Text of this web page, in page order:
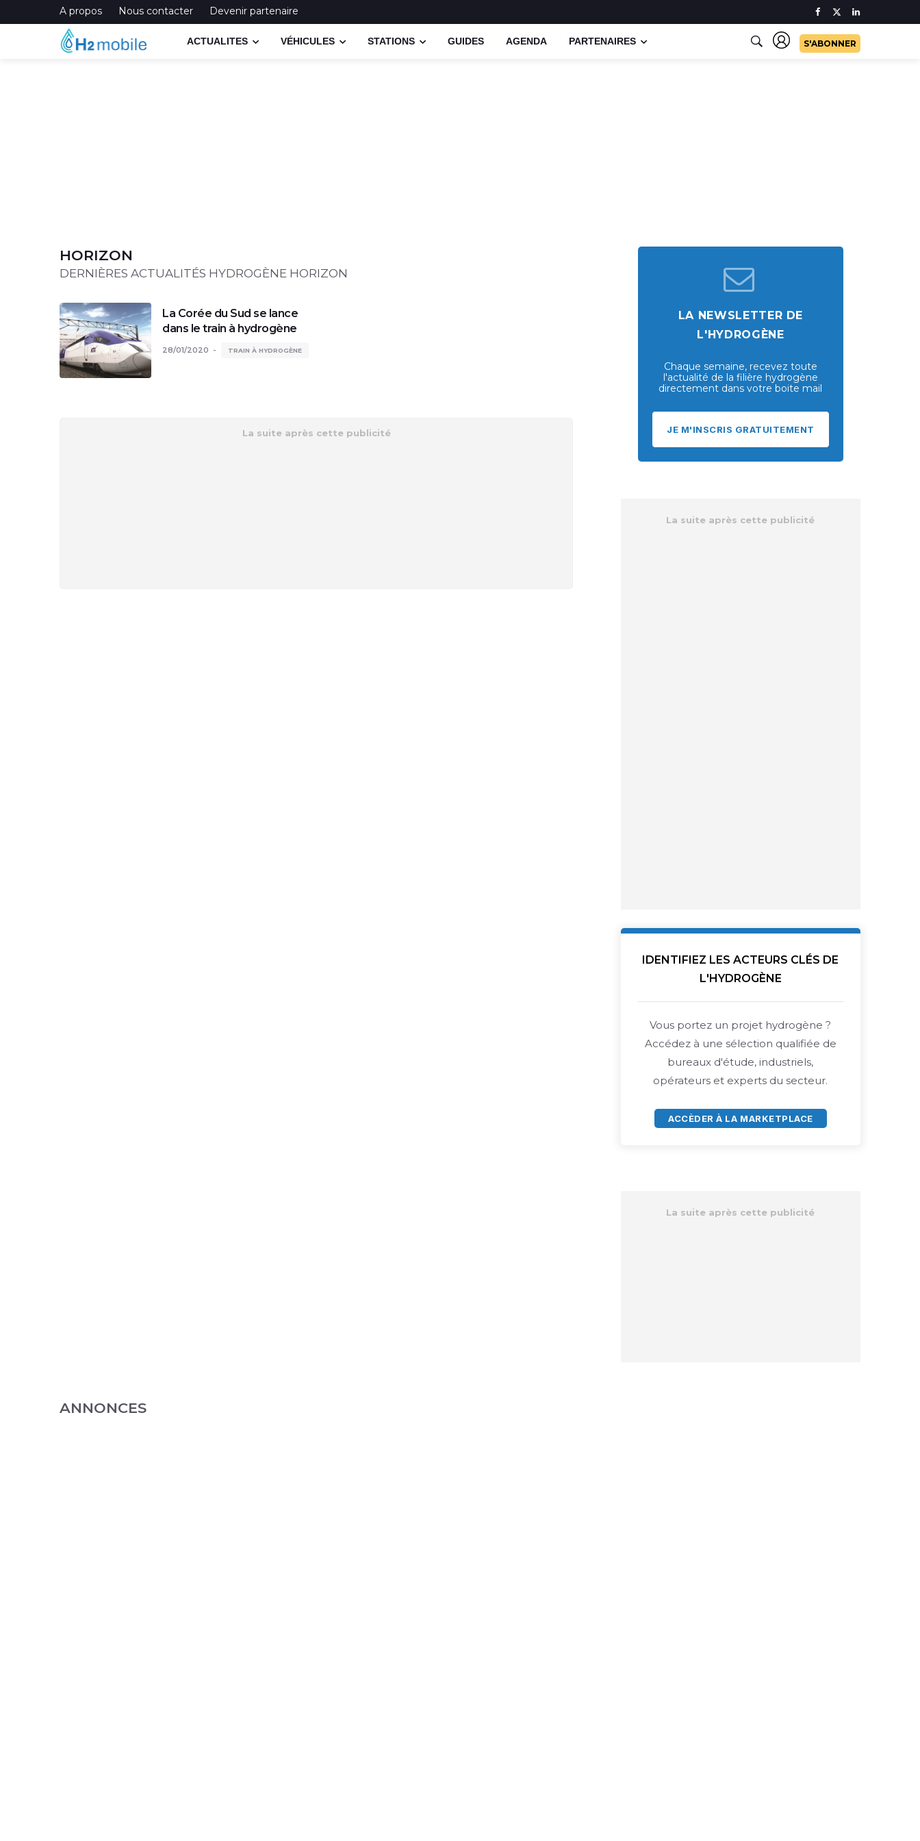
A propos Nous contacter Devenir partenaire
ACTUALITES VÉHICULES STATIONS GUIDES AGENDA PARTENAIRES S'ABONNER
HORIZON
DERNIÈRES ACTUALITÉS HYDROGÈNE HORIZON
La Corée du Sud se lance
dans le train à hydrogène
28/01/2020 TRAIN À HYDROGÈNE
LA NEWSLETTER DE
L'HYDROGÈNE
Chaque semaine, recevez toute
l'actualité de la filière hydrogène
directement dans votre boite mail
JE M'INSCRIS GRATUITEMENT
IDENTIFIEZ LES ACTEURS CLÉS DE
L'HYDROGÈNE
Vous portez un projet hydrogène ?
Accédez à une sélection qualifiée de
bureaux d'étude, industriels,
opérateurs et experts du secteur.
ACCÈDER À LA MARKETPLACE
ANNONCES